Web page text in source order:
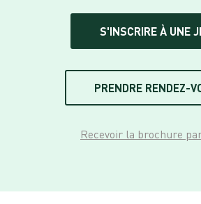
S'INSCRIRE À UNE
PRENDRE RENDEZ-
Recevoir la brochure